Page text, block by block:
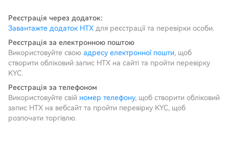
Реєстрація через додаток:
Завантажте додаток HTX для реєстрації та перевірки особи.
Реєстрація за електронною поштою
Використовуйте свою адресу електронної пошти, щоб
створити обліковий запис HTX на сайті та пройти перевірку
KYC.
Реєстрація за телефоном
Використовуйте свій номер телефону, щоб створити обліковий
запис HTX на вебсайт та пройти перевірку KYC, щоб
розпочати торгівлю.